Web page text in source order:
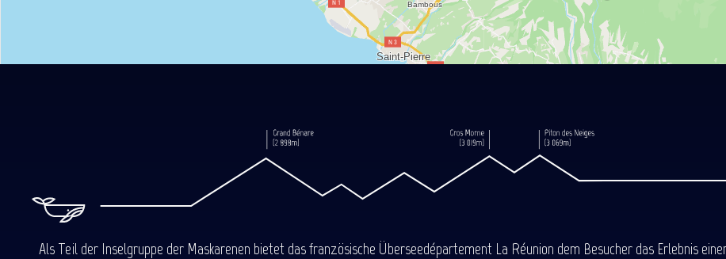
Als Teil der Inselgruppe der Maskarenen bietet das französische Überseedépartement La Réunion dem Besucher das Erlebnis